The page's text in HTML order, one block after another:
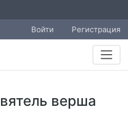
Войти Регистрация
верша